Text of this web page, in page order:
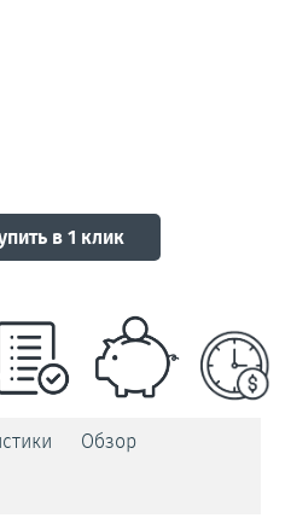
в 1 клик
Обзор